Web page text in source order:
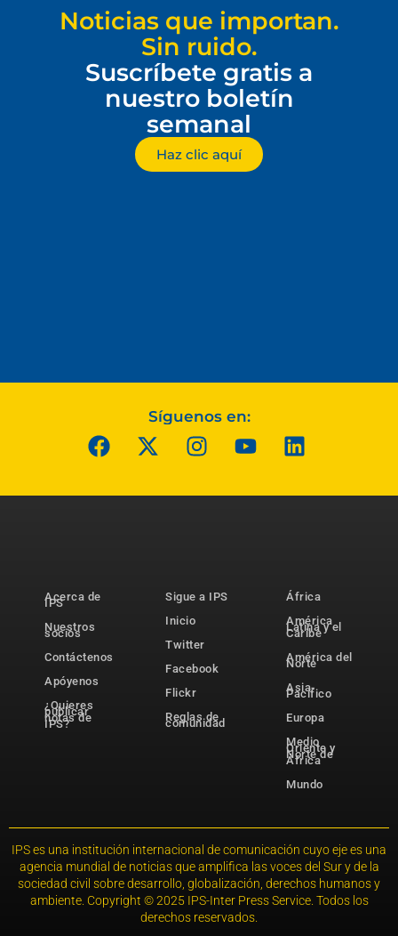
Noticias que importan.
Sin ruido.
Suscríbete gratis a
nuestro boletín
semanal
Haz clic aquí
Síguenos en:
Acerca de
IPS
Nuestros
socios
Contáctenos
Apóyenos
¿Quieres
publicar
notas de
IPS?
Sigue a IPS
Inicio
Twitter
Facebook
Flickr
Reglas de
comunidad
África
América
Latina y el
Caribe
América del
Norte
Asia-
Pacífico
Europa
Medio
Oriente y
Norte de
África
Mundo
IPS es una institución internacional de comunicación cuyo eje es una
agencia mundial de noticias que amplifica las voces del Sur y de la
sociedad civil sobre desarrollo, globalización, derechos humanos y
ambiente. Copyright © 2025 IPS-Inter Press Service. Todos los
derechos reservados.